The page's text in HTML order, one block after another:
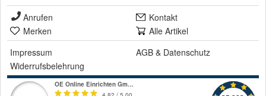
Anrufen
Kontakt
Merken
Alle Artikel
Impressum
AGB & Datenschutz
Widerrufsbelehrung